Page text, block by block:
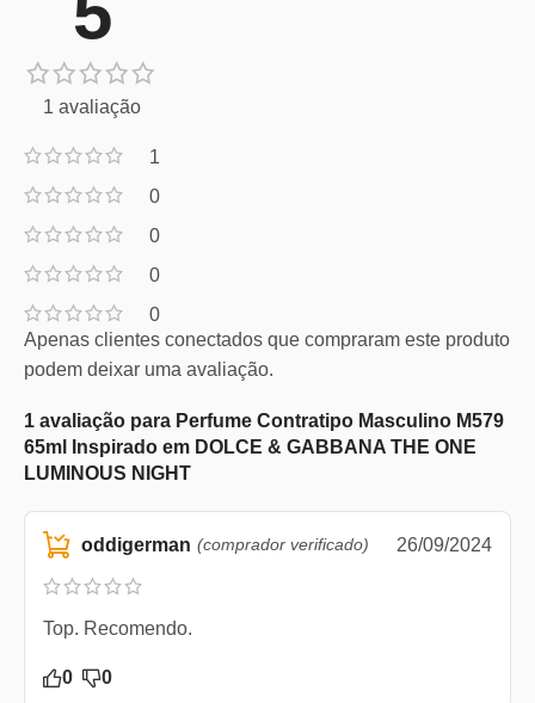
1 avaliação
1
0
0
0
0
1 avaliação para Perfume Contratipo Masculino M579
65ml Inspirado em DOLCE & GABBANA THE ONE
LUMINOUS NIGHT
oddigerman (comprador verificado) 26/09/2024
Top. Recomendo.
0 0
Apenas clientes conectados que compraram este produto
podem deixar uma avaliação.